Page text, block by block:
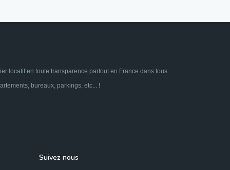
locatif en toute transparence partout en France dans tous
bureaux, parkings, etc... !
Suivez nous